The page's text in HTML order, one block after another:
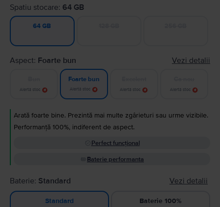
Spatiu stocare: 64 GB
64 GB
Aspect: Foarte bun Vezi detalii
Alertă stoc
Foarte bun
Alertă stoc Alertă stoc Alertă stoc
Arată foarte bine. Prezintă mai multe zgârieturi sau urme vizibile.
Performanță 100%, indiferent de aspect.
Perfect funcțional
Baterie performanta
Baterie: Standard Vezi detalii
Standard
Baterie 100%